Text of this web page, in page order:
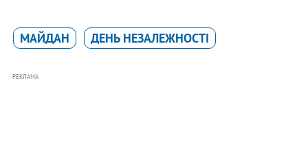
МАЙДАН ДЕНЬ НЕЗАЛЕЖНОСТІ
РЕКЛАМА